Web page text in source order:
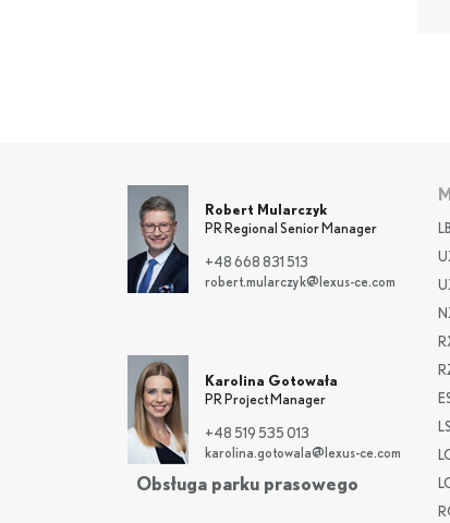
Robert Mularczyk
PR Regional Senior Manager
+48 668 831 513
robert.mularczyk@lexus-ce.com
Karolina Gotowała
PR Project Manager
+48 519 535 013
karolina.gotowala@lexus-ce.com
Obsługa parku prasowego
LS